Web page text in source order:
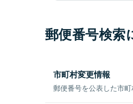
郵便番号検索
市町村変更情報
郵便番号を公表した市